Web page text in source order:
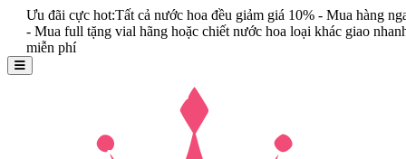
cực hot:Tất cả nước hoa đều giảm giá 10% - Mua hàng ngay
full tặng vial hãng hoặc chiết nước hoa loại khác giao nhanh